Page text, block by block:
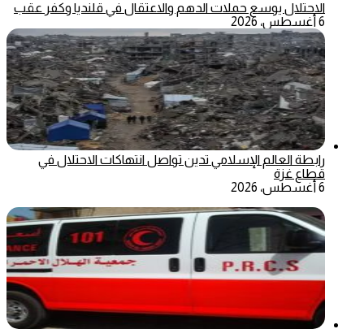
الاحتلال يوسع حملات الدهم والاعتقال في قلنديا وكفر عقب
6 أغسطس، 2026
رابطة العالم الإسلامي تدين تواصل انتهاكات الاحتلال في
قطاع غزة
6 أغسطس، 2026